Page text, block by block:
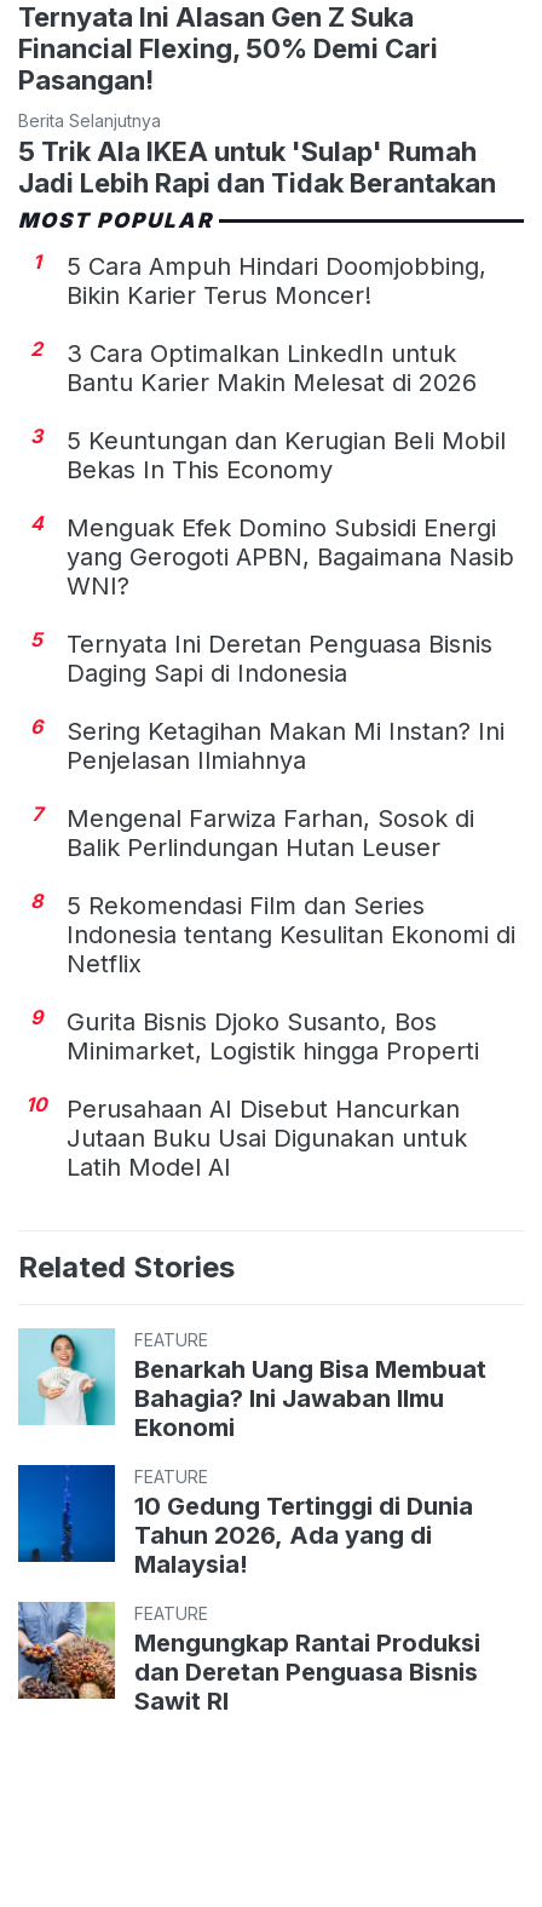
Ternyata Ini Alasan Gen Z Suka
Financial Flexing, 50% Demi Cari
Pasangan!
Berita Selanjutnya
5 Trik Ala IKEA untuk 'Sulap' Rumah
Jadi Lebih Rapi dan Tidak Berantakan
MOST POPULAR
1
5 Cara Ampuh Hindari Doomjobbing,
Bikin Karier Terus Moncer!
2
3 Cara Optimalkan LinkedIn untuk
Bantu Karier Makin Melesat di 2026
3
5 Keuntungan dan Kerugian Beli Mobil
Bekas In This Economy
4
Menguak Efek Domino Subsidi Energi
yang Gerogoti APBN, Bagaimana Nasib
WNI?
5
Ternyata Ini Deretan Penguasa Bisnis
Daging Sapi di Indonesia
6
Sering Ketagihan Makan Mi Instan? Ini
Penjelasan Ilmiahnya
7
Mengenal Farwiza Farhan, Sosok di
Balik Perlindungan Hutan Leuser
8
5 Rekomendasi Film dan Series
Indonesia tentang Kesulitan Ekonomi di
Netflix
9
Gurita Bisnis Djoko Susanto, Bos
Minimarket, Logistik hingga Properti
10
Perusahaan AI Disebut Hancurkan
Jutaan Buku Usai Digunakan untuk
Latih Model AI
Related Stories
FEATURE
Benarkah Uang Bisa Membuat
Bahagia? Ini Jawaban Ilmu
Ekonomi
FEATURE
10 Gedung Tertinggi di Dunia
Tahun 2026, Ada yang di
Malaysia!
FEATURE
Mengungkap Rantai Produksi
dan Deretan Penguasa Bisnis
Sawit RI